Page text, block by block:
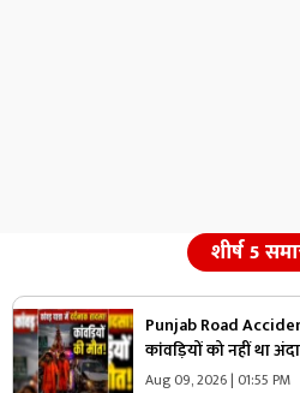
शीर्ष 5
Punjab Road
कांवड़ियों को नहीं था
पर बिछ गई लाशें…मची
Aug 09, 2026 | 01:55 PM